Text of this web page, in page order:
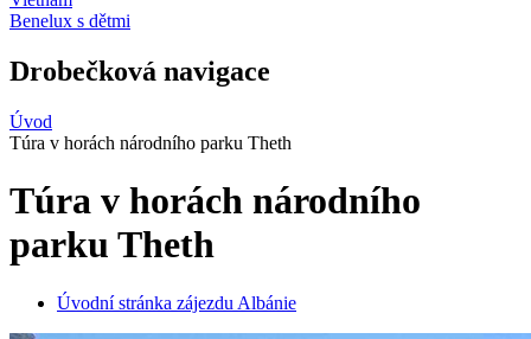
Benelux s dětmi
Drobečková navigace
Úvod
Túra v horách národního parku Theth
Túra v horách národního
parku Theth
Úvodní stránka zájezdu Albánie